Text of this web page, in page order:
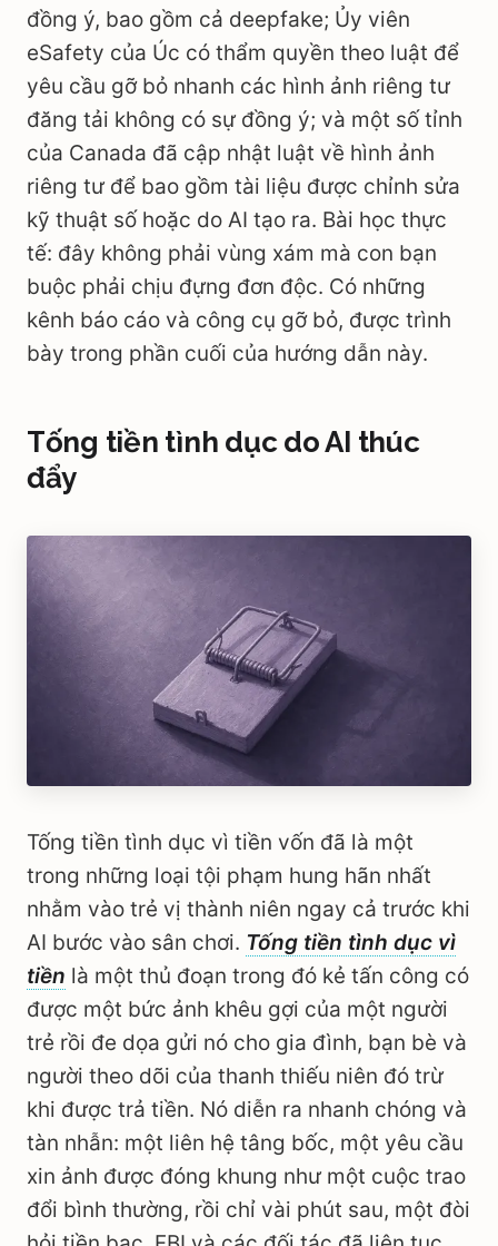
đồng ý, bao gồm cả deepfake; Ủy viên
eSafety của Úc có thẩm quyền theo luật để
yêu cầu gỡ bỏ nhanh các hình ảnh riêng tư
đăng tải không có sự đồng ý; và một số tỉnh
của Canada đã cập nhật luật về hình ảnh
riêng tư để bao gồm tài liệu được chỉnh sửa
kỹ thuật số hoặc do AI tạo ra. Bài học thực
tế: đây không phải vùng xám mà con bạn
buộc phải chịu đựng đơn độc. Có những
kênh báo cáo và công cụ gỡ bỏ, được trình
bày trong phần cuối của hướng dẫn này.
Tống tiền tình dục do AI thúc
đẩy
Tống tiền tình dục vì tiền vốn đã là một
trong những loại tội phạm hung hãn nhất
nhằm vào trẻ vị thành niên ngay cả trước khi
AI bước vào sân chơi. Tống tiền tình dục vì
tiền là một thủ đoạn trong đó kẻ tấn công có
được một bức ảnh khêu gợi của một người
trẻ rồi đe dọa gửi nó cho gia đình, bạn bè và
người theo dõi của thanh thiếu niên đó trừ
khi được trả tiền. Nó diễn ra nhanh chóng và
tàn nhẫn: một liên hệ tâng bốc, một yêu cầu
xin ảnh được đóng khung như một cuộc trao
đổi bình thường, rồi chỉ vài phút sau, một đòi